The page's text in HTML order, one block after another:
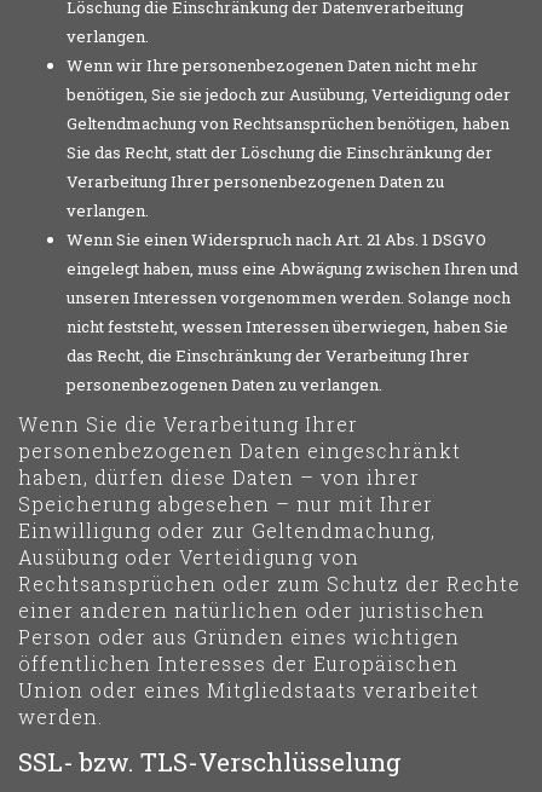
Löschung die Einschränkung der Datenverarbeitung
verlangen.
Wenn wir Ihre personenbezogenen Daten nicht mehr
benötigen, Sie sie jedoch zur Ausübung, Verteidigung oder
Geltendmachung von Rechtsansprüchen benötigen, haben
Sie das Recht, statt der Löschung die Einschränkung der
Verarbeitung Ihrer personenbezogenen Daten zu
verlangen.
Wenn Sie einen Widerspruch nach Art. 21 Abs. 1 DSGVO
eingelegt haben, muss eine Abwägung zwischen Ihren und
unseren Interessen vorgenommen werden. Solange noch
nicht feststeht, wessen Interessen überwiegen, haben Sie
das Recht, die Einschränkung der Verarbeitung Ihrer
personenbezogenen Daten zu verlangen.
Wenn Sie die Verarbeitung Ihrer
personenbezogenen Daten eingeschränkt
haben, dürfen diese Daten – von ihrer
Speicherung abgesehen – nur mit Ihrer
Einwilligung oder zur Geltendmachung,
Ausübung oder Verteidigung von
Rechtsansprüchen oder zum Schutz der Rechte
einer anderen natürlichen oder juristischen
Person oder aus Gründen eines wichtigen
öffentlichen Interesses der Europäischen
Union oder eines Mitgliedstaats verarbeitet
werden.
SSL- bzw. TLS-Verschlüsselung